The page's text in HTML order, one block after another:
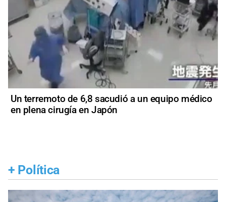
Un terremoto de 6,8 sacudió a un equipo médico
en plena cirugía en Japón
+ Política